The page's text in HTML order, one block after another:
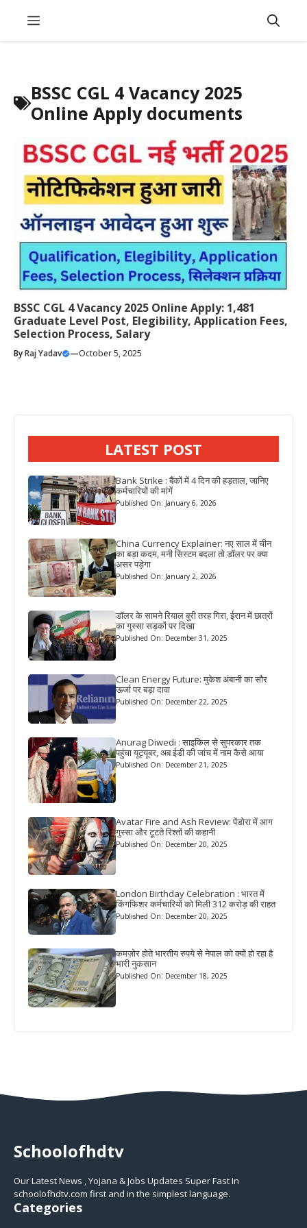
Menu
BSSC CGL 4 Vacancy 2025
Online Apply documents
BSSC CGL 4 Vacancy 2025 Online Apply: 1,481
Graduate Level Post, Elegibility, Application Fees,
Selection Process, Salary
ByRaj Yadav —October 5, 2025
LATEST POST
Bank Strike : बैंकों में 4 दिन की हड़ताल, जानिए
कर्मचारियों की मांगें
Published On: January 6, 2026
China Currency Explainer: नए साल में चीन
का बड़ा कदम, मनी सिस्टम बदला तो डॉलर पर क्या
असर पड़ेगा
Published On: January 2, 2026
डॉलर के सामने रियाल बुरी तरह गिरा, ईरान में छात्रों
का गुस्सा सड़कों पर दिखा
Published On: December 31, 2025
Clean Energy Future: मुकेश अंबानी का सौर
ऊर्जा पर बड़ा दावा
Published On: December 22, 2025
Anurag Diwedi : साइकिल से सुपरकार तक
पहुंचा यूट्यूबर, अब ईडी की जांच में नाम कैसे आया
Published On: December 21, 2025
Avatar Fire and Ash Review: पेंडोरा में आग
गुस्सा और टूटते रिश्तों की कहानी
Published On: December 20, 2025
London Birthday Celebration : भारत में
किंगफिशर कर्मचारियों को मिली 312 करोड़ की राहत
Published On: December 20, 2025
कमज़ोर होते भारतीय रुपये से नेपाल को क्यों हो रहा है
भारी नुकसान
Published On: December 18, 2025
Schoolofhdtv
Our Latest News , Yojana & Jobs Updates Super Fast In
schoolofhdtv.com first and in the simplest language.
Categories